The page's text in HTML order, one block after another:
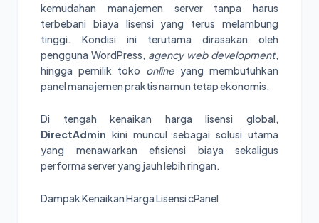
kemudahan manajemen server tanpa harus
terbebani biaya lisensi yang terus melambung
tinggi. Kondisi ini terutama dirasakan oleh
pengguna WordPress, agency web development,
hingga pemilik toko online yang membutuhkan
panel manajemen praktis namun tetap ekonomis.
Di tengah kenaikan harga lisensi global,
DirectAdmin kini muncul sebagai solusi utama
yang menawarkan efisiensi biaya sekaligus
performa server yang jauh lebih ringan.
Dampak Kenaikan Harga Lisensi cPanel